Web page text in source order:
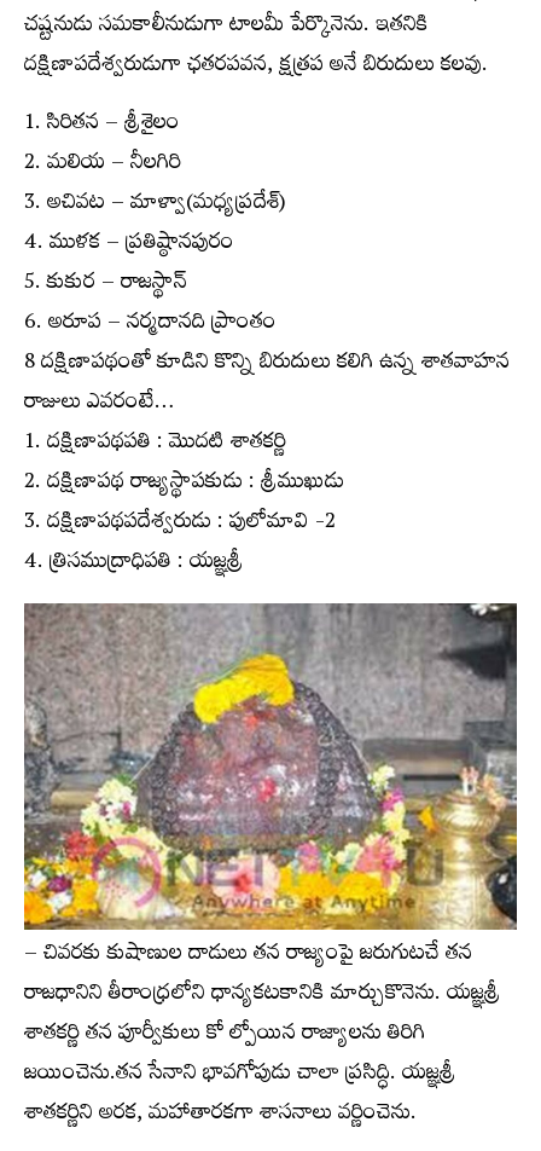
చష్టనుడు సమకాలీనుడుగా టాలమీ పేర్కొనెను. ఇతనికి
దక్షిణాపదేశ్వరుడుగా ఛతరపవన, క్షత్రప అనే బిరుదులు కలవు.
1. సిరితన – శ్రీశైలం
2. మలియ – నీలగిరి
3. అచివట – మాళ్వా(మధ్యప్రదేశ్)
4. ముళక – ప్రతిష్ఠానపురం
5. కుకుర – రాజస్థాన్
6. అరూప – నర్మదానది ప్రాంతం
8 దక్షిణాపథంతో కూడిని కొన్ని బిరుదులు కలిగి ఉన్న శాతవాహన
రాజులు ఎవరంటే…
1. దక్షిణాపథపతి : మొదటి శాతకర్ణి
2. దక్షిణాపథ రాజ్యస్థాపకుడు : శ్రీముఖుడు
3. దక్షిణాపథపదేశ్వరుడు : పులోమావి -2
4. త్రిసముద్రాధిపతి : యజ్ఞశ్రీ
– చివరకు కుషాణుల దాడులు తన రాజ్యంపై జరుగుటచే తన
రాజధానిని తీరాంధ్రలోని ధాన్యకటకానికి మార్చుకొనెను. యజ్ఞశ్రీ
శాతకర్ణి తన పూర్వీకులు కో ల్పోయిన రాజ్యాలను తిరిగి
జయించెను.తన సేనాని భావగోపుడు చాలా ప్రసిద్ధి. యజ్ఞశ్రీ
శాతకర్ణిని అరక, మహాతారకగా శాసనాలు వర్ణించెను.